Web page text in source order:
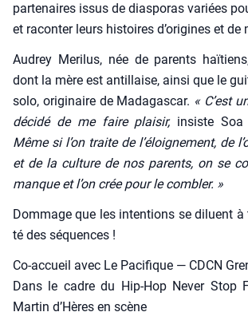
par­te­naires issus de dia­spo­ras variées
et racon­ter leurs his­toires d’origines et de
Audrey Meri­lus, née de parents
dont la mère est antillaise, ain­si que le
so­lo, ori­gi­naire de Mada­gas­car. « C’est
déci­dé de me faire plai­sir, insiste Soa
Même si l’on traite de l’éloignement, de
et de la culture de nos parents, on se
manque et l’on crée pour le com­bler. »
Dom­mage que les inten­tions se diluent
té des séquences !
Co-accueil avec Le Paci­fique — CDCN
Dans le cadre du Hip-Hop Never Stop
Mar­tin d’Hères en scène